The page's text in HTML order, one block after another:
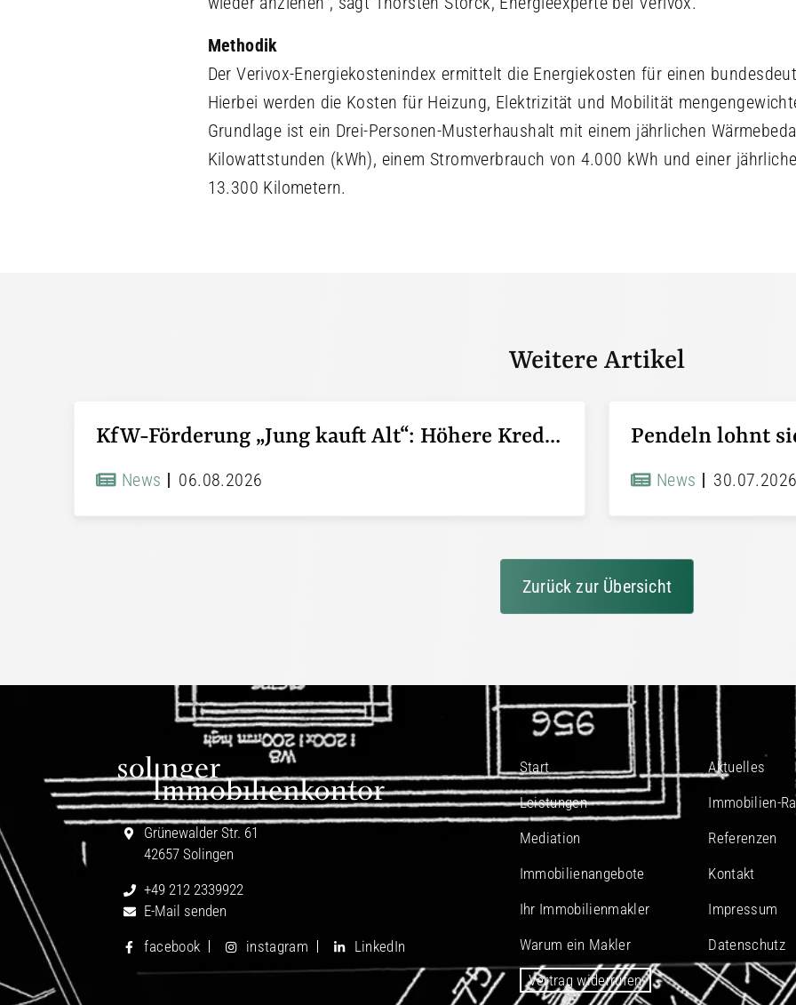
Methodik
Der Verivox-Energiekostenindex ermittelt die Energiekosten für einen
Hierbei werden die Kosten für Heizung, Elektrizität und Mobilität
Grundlage ist ein Drei-Personen-Musterhaushalt mit einem jährlichen
Kilowattstunden (kWh), einem Stromverbrauch von 4.000 kWh und einer
13.300 Kilometern.
Weitere Artikel
KfW-Förderung „Jung kauft Alt“: Höhere Kredite ab August 2026
News 06.08.2026 News
Zurück zur Übersicht
Grünewalder Str. 61
42657 Solingen
+49 212 2339922
E-Mail senden
facebook
instagram LinkedIn
Start
Aktuelles
Leistungen
Immobilien-
Mediation
Referenzen
Immobilienangebote
Kontakt
Ihr Immobilienmakler
Impressum
Warum ein Makler
Datenschutz
Vertrag widerrufen